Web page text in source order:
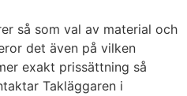
så som val av material och
det även på vilken
exakt prissättning så
Takläggaren i